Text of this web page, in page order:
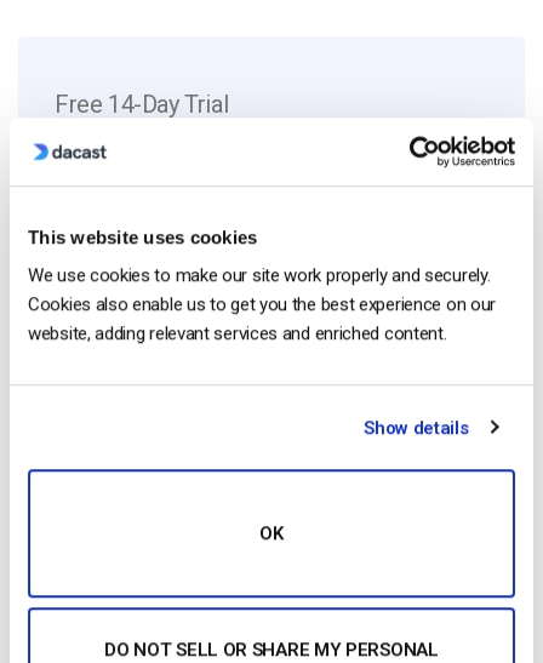
This website uses cookies
We use cookies to make our site work properly and securely.
Cookies also enable us to get you the best experience on our
website, adding relevant services and enriched content.
Show details
OK
DO NOT SELL OR SHARE MY PERSONAL
Free 14-Day Trial
Start streaming immediately
No credit card required
10 GB of bandwidth
Comparación de las 25 mejores plataformas
by Max Wilbert